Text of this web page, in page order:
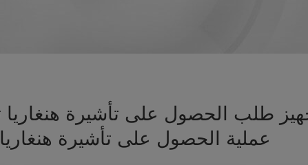
طلب الحصول على تأشيرة
عملية الحصول على تأشيرة هنغاريا